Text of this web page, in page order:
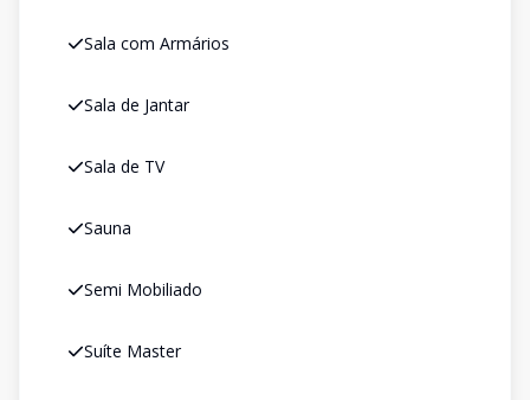
Sala com Armários
Sala de Jantar
Sala de TV
Sauna
Semi Mobiliado
Suíte Master